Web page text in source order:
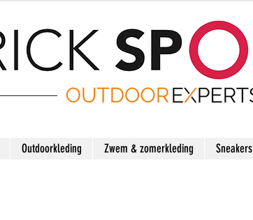
Outdoorkleding Zwem & zomerkleding Sneakers